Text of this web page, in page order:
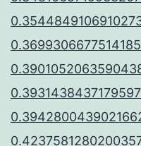
0.3699306677514185